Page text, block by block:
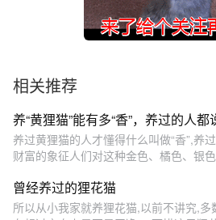
相关推荐
养“黄狸猫”能有多“香”，养过的人都
养过黄狸猫的人才懂得什么叫做“香”,养
财富的象征人们对这种金色、橘色、银
曾经养过的狸花猫
所以从小我家就养狸花猫,以前不讲究,